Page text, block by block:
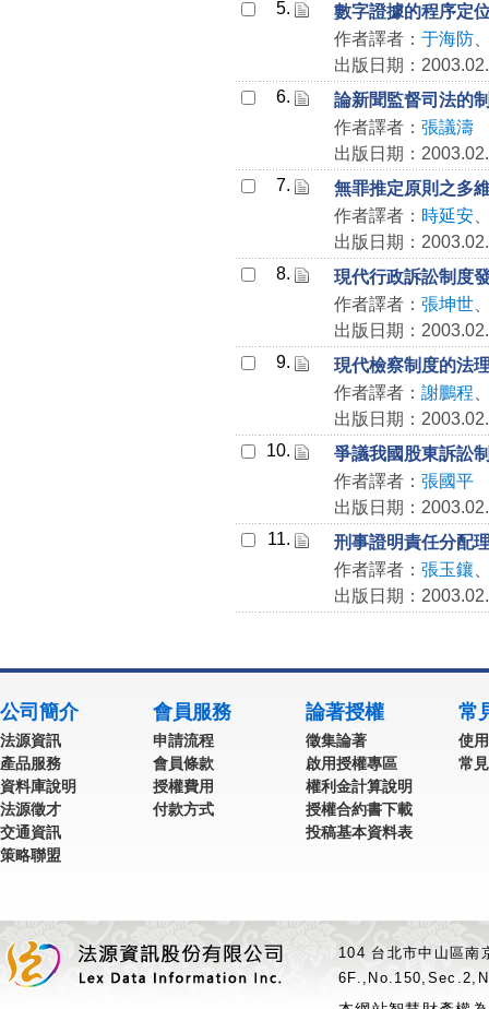
5.
數字證據的程序定
作者譯者： 于海防
出版日期：
6.
論新聞監督司法的
作者譯者： 張議濤
出版日期：
7.
無罪推定原則之多
作者譯者： 時延安
出版日期：
8.
現代行政訴訟制度
作者譯者： 張坤世
出版日期：
9.
現代檢察制度的法
作者譯者： 謝鵬程
出版日期：
10.
爭議我國股東訴訟
作者譯者： 張國平
出版日期：
11.
刑事證明責任分配
作者譯者： 張玉鑲
出版日期：
公司簡介
法源資訊
產品服務
資料庫說明
法源徵才
交通資訊
策略聯盟
會員服務
申請流程
會員條款
授權費用
付款方式
論著授權
徵集論著
啟用授權專區
權利金計算說明
授權合約書下載
投稿基本資料表
常
使
常
104 台北市中山區